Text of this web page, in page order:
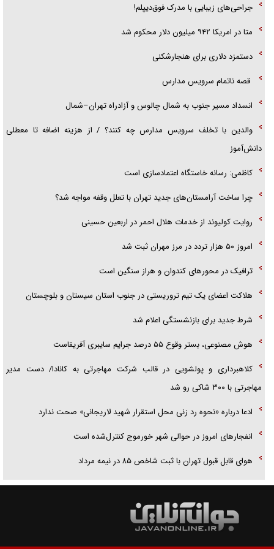
گزارش «جوان» از قوانین سخت‌گیرانه ۶ قاره در برابر یورش به پاسگاه‌های
پلیس
جراحی‌های زیبایی با مدرک فوق‌دیپلم!
متا در امریکا ۹۴۲ میلیون دلار محکوم شد
دستمزد دلاری برای هنجارشکنی
قصه ناتمام سرویس مدارس
انسداد مسیر جنوب به شمال چالوس و آزادراه تهران–شمال
والدین با تخلف سرویس مدارس چه کنند؟ / از هزینه اضافه تا معطلی
دانش‌آموز
کاظمی: رسانه خاستگاه اعتمادسازی است
چرا ساخت آرامستان‌های جدید تهران با تعلل وقفه مواجه شد؟
روایت کولیوند از خدمات هلال احمر در اربعین حسینی
امروز ۵۰ هزار تردد در مرز مهران ثبت شد
ترافیک در محور‌های کندوان و هراز سنگین است
هلاکت اعضای یک تیم تروریستی در جنوب استان سیستان و بلوچستان
شرط جدید برای بازنشستگی اعلام شد
هوش مصنوعی، بستر وقوع ۵۵ درصد جرایم سایبری آفریقاست
کلاهبرداری و پولشویی در قالب شرکت مهاجرتی به کانادا/ دست مدیر
مهاجرتی با ۳۰۰ شاکی رو شد
ادعا درباره «نحوه رد زنی محل استقرار شهید لاریجانی» صحت ندارد
انفجار‌های امروز در حوالی شهر خورموج کنترل‌شده است
هوای قابل قبول تهران با ثبت شاخص ۸۵ در نیمه مرداد